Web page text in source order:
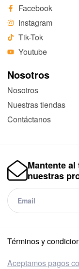
Facebook
Instagram
Tik-Tok
Youtube
Nosotros
Nosotros
Nuestras tiendas
Contáctanos
Mantente
nuestras
Términos y
Aceptamos pagos